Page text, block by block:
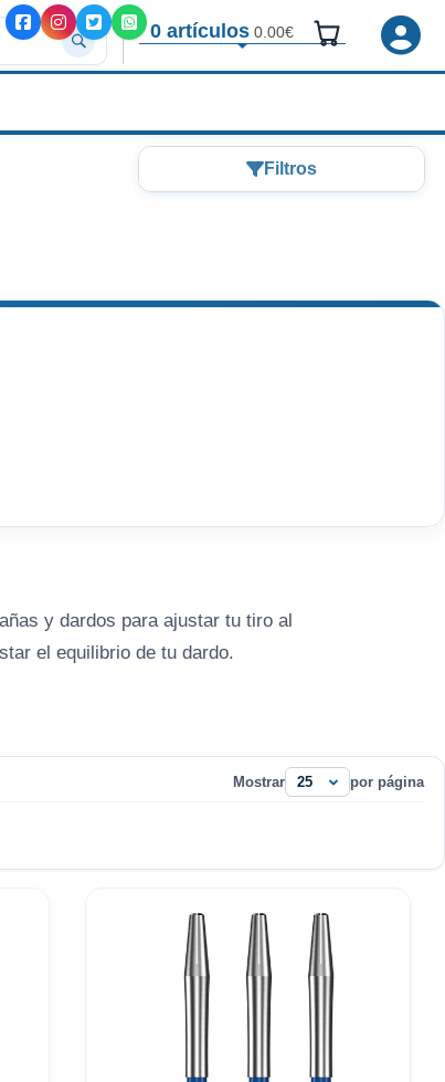
0 artículos 0.00€
y dardos para ajustar tu tiro al
el equilibrio de tu dardo.
Si rompes muchas, prueba
años vendiendo dardos nos avalan:
Mostrar por página
Filtros